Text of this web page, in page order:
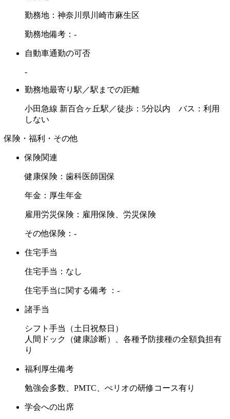
勤務地：神奈川県川崎市麻生区
勤務地備考：-
自動車通勤の可否
-
勤務地最寄り駅／駅までの距離
小田急線 新百合ヶ丘駅／徒歩：5分以内 バス：利用
しない
保険・福利・その他
保険関連
健康保険：歯科医師国保
年金：厚生年金
雇用労災保険：雇用保険、労災保険
その他保険：-
住宅手当
住宅手当：なし
住宅手当に関する備考 ：-
諸手当
シフト手当（土日祝祭日）
人間ドック（健康診断）、各種予防接種の全額負担有
り
福利厚生備考
勉強会多数、PMTC、ぺリオの研修コース有り
学会への出席